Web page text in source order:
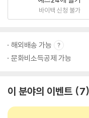
바이백 신청 불가
해외배송 가능
문화비소득공제 가능
이 분야의 이벤트 7